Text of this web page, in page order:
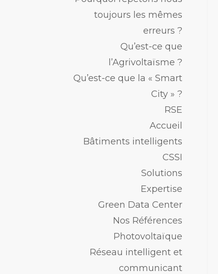
toujours les mêmes
erreurs ?
Qu’est-ce que
l’Agrivoltaïsme ?
Qu’est-ce que la « Smart
City » ?
RSE
Accueil
Bâtiments intelligents
CSSI
Solutions
Expertise
Green Data Center
Nos Références
Photovoltaïque
Réseau intelligent et
communicant